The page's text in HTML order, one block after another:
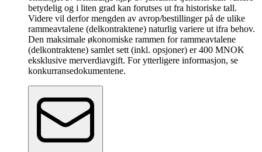
betydelig og i liten grad kan forutses ut fra historiske tall.
Videre vil derfor mengden av avrop/bestillinger på de ulike
rammeavtalene (delkontraktene) naturlig variere ut ifra behov.
Den maksimale økonomiske rammen for rammeavtalene
(delkontraktene) samlet sett (inkl. opsjoner) er 400 MNOK
eksklusive merverdiavgift. For ytterligere informasjon, se
konkurransedokumentene.